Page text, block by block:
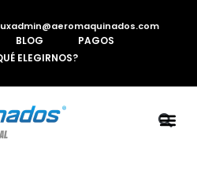
BLOG
PAGOS
ELEGIRNOS?